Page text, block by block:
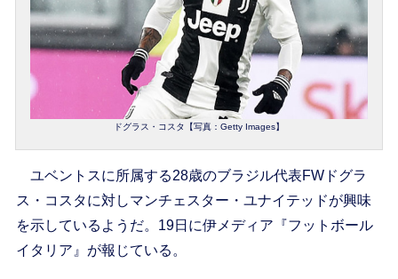
ドグラス・コスタ【写真：Getty Images】
ユベントスに所属する28歳のブラジル代表FWドグラ
ス・コスタに対しマンチェスター・ユナイテッドが興味
を示しているようだ。19日に伊メディア『フットボール
イタリア』が報じている。